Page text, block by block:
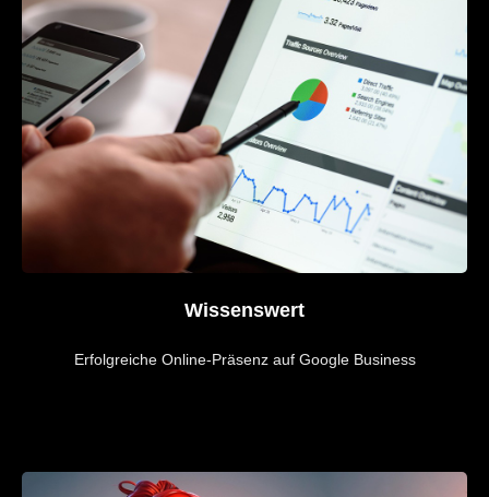
Wissenswert
Erfolgreiche Online-Präsenz auf Google Business